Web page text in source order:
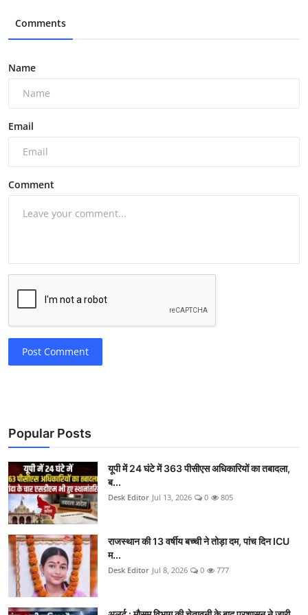
Comments
Name
Email
Comment
Post Comment
Popular Posts
यूपी में 24 घंटे में 363 पीसीएस अधिकारियों का तबादला,
ब...
Desk Editor Jul 13, 2026 0 805
राजस्थान की 13 वर्षीय बच्ची ने तोड़ा दम, पांच दिन ICU
म...
Desk Editor Jul 8, 2026 0 777